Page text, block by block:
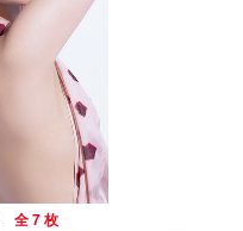
全 7 枚